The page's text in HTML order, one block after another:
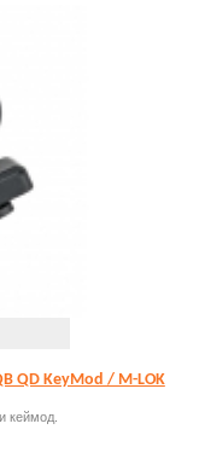
QD KeyMod / M-LOK
кеймод.